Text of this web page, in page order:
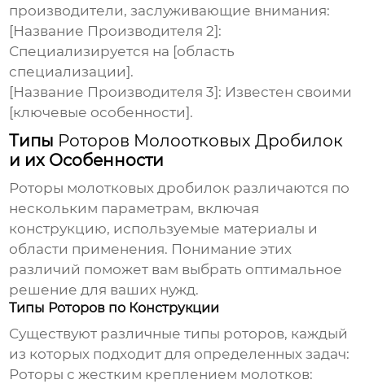
производители, заслуживающие внимания:
[Название Производителя 2]:
Специализируется на [область
специализации].
[Название Производителя 3]: Известен своими
[ключевые особенности].
Типы Роторов Молоотковых Дробилок
и их Особенности
Роторы молотковых дробилок различаются по
нескольким параметрам, включая
конструкцию, используемые материалы и
области применения. Понимание этих
различий поможет вам выбрать оптимальное
решение для ваших нужд.
Типы Роторов по Конструкции
Существуют различные типы роторов, каждый
из которых подходит для определенных задач:
Роторы с жестким креплением молотков: